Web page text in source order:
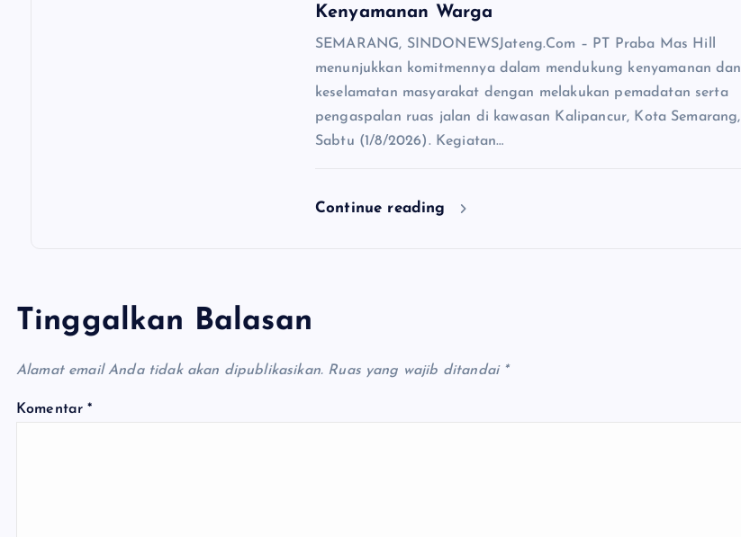
Kenyamanan Warga
SEMARANG, SINDONEWSJateng.Com – PT Praba Mas Hill
menunjukkan komitmennya dalam mendukung kenyamanan dan
keselamatan masyarakat dengan melakukan pemadatan serta
pengaspalan ruas jalan di kawasan Kalipancur, Kota Semarang,
Sabtu (1/8/2026). Kegiatan…
Continue reading
Tinggalkan Balasan
Alamat email Anda tidak akan dipublikasikan. Ruas yang wajib ditandai *
Komentar*